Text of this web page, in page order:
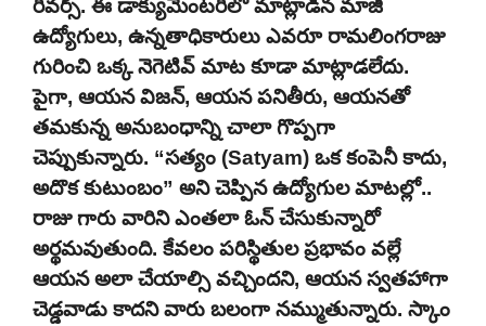
రివర్స్. ఈ డాక్యుమెంటరీలో మాట్లాడిన మాజీ
ఉద్యోగులు, ఉన్నతాధికారులు ఎవరూ రామలింగరాజు
గురించి ఒక్క నెగెటివ్ మాట కూడా మాట్లాడలేదు.
పైగా, ఆయన విజన్, ఆయన పనితీరు, ఆయనతో
తమకున్న అనుబంధాన్ని చాలా గొప్పగా
చెప్పుకున్నారు. “సత్యం (Satyam) ఒక కంపెనీ కాదు,
అదొక కుటుంబం” అని చెప్పిన ఉద్యోగుల మాటల్లో..
రాజు గారు వారిని ఎంతలా ఓన్ చేసుకున్నారో
అర్థమవుతుంది. కేవలం పరిస్థితుల ప్రభావం వల్లే
ఆయన అలా చేయాల్సి వచ్చిందని, ఆయన స్వతహాగా
చెడ్డవాడు కాదని వారు బలంగా నమ్ముతున్నారు. స్కాం